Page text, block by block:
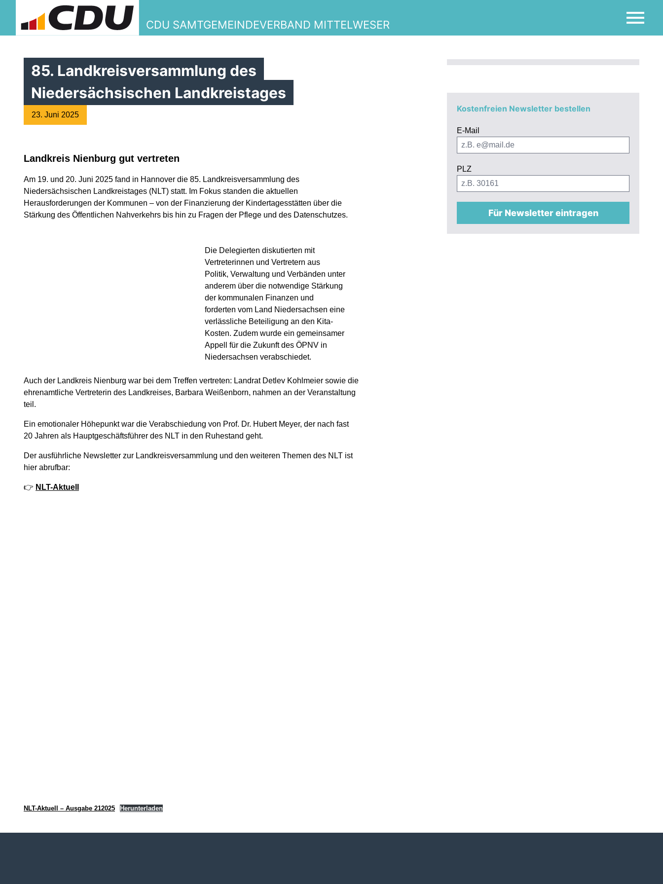
CDU SAMTGEMEINDEVERBAND MITTELWESER
Kostenfreien Newsletter bestellen
E-Mail
PLZ
Für Newsletter eintragen
85. Landkreisversammlung des
Niedersächsischen Landkreistages
23. Juni 2025
Landkreis Nienburg gut vertreten
Am 19. und 20. Juni 2025 fand in Hannover die 85. Landkreisversammlung des
Niedersächsischen Landkreistages (NLT) statt. Im Fokus standen die aktuellen
Herausforderungen der Kommunen – von der Finanzierung der Kindertagesstätten über die
Stärkung des Öffentlichen Nahverkehrs bis hin zu Fragen der Pflege und des Datenschutzes.
Die Delegierten diskutierten mit
Vertreterinnen und Vertretern aus
Politik, Verwaltung und Verbänden unter
anderem über die notwendige Stärkung
der kommunalen Finanzen und
forderten vom Land Niedersachsen eine
verlässliche Beteiligung an den Kita-
Kosten. Zudem wurde ein gemeinsamer
Appell für die Zukunft des ÖPNV in
Niedersachsen verabschiedet.
Auch der Landkreis Nienburg war bei dem Treffen vertreten: Landrat Detlev Kohlmeier sowie die
ehrenamtliche Vertreterin des Landkreises, Barbara Weißenborn, nahmen an der Veranstaltung
teil.
Ein emotionaler Höhepunkt war die Verabschiedung von Prof. Dr. Hubert Meyer, der nach fast
20 Jahren als Hauptgeschäftsführer des NLT in den Ruhestand geht.
Der ausführliche Newsletter zur Landkreisversammlung und den weiteren Themen des NLT ist
hier abrufbar:
👉 NLT-Aktuell
NLT-Aktuell – Ausgabe 212025 Herunterladen